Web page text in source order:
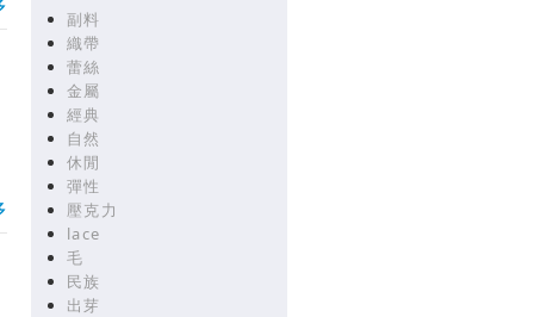
副料
織帶
蕾絲
金屬
經典
自然
休閒
彈性
壓克力
lace
毛
民族
出芽